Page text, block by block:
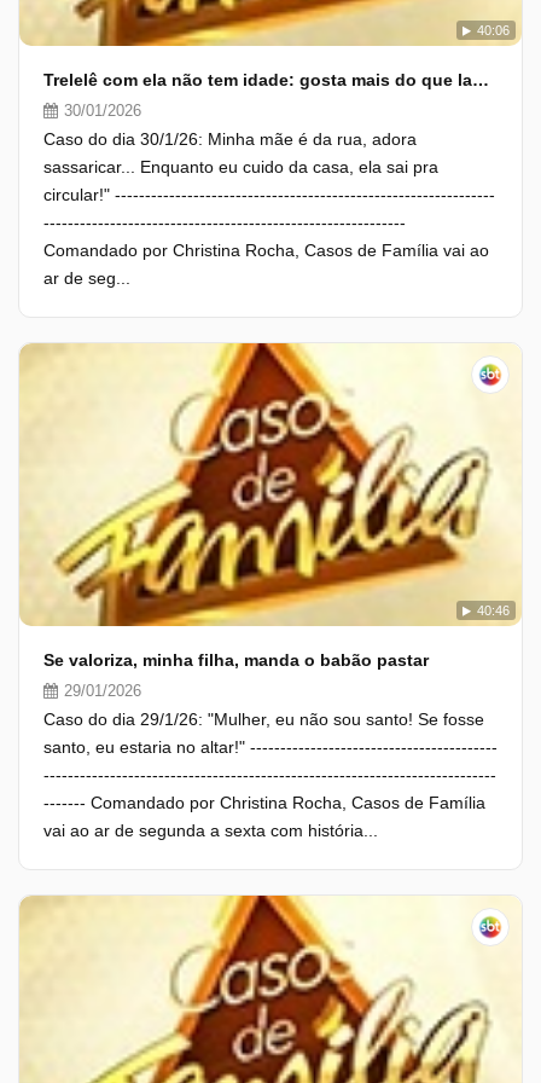
40:06
Trelelê com ela não tem idade: gosta mais do que lasanha
30/01/2026
Caso do dia 30/1/26: Minha mãe é da rua, adora
sassaricar... Enquanto eu cuido da casa, ela sai pra
circular!" ---------------------------------------------------------------
------------------------------------------------------------
Comandado por Christina Rocha, Casos de Família vai ao
ar de seg...
40:46
Se valoriza, minha filha, manda o babão pastar
29/01/2026
Caso do dia 29/1/26: "Mulher, eu não sou santo! Se fosse
santo, eu estaria no altar!" -----------------------------------------
---------------------------------------------------------------------------
------- Comandado por Christina Rocha, Casos de Família
vai ao ar de segunda a sexta com história...